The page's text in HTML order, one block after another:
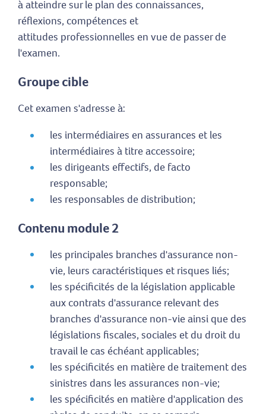
à atteindre sur le plan des connaissances,
réflexions, compétences et
attitudes professionnelles en vue de passer de
l'examen.
Groupe cible
Cet examen s'adresse à:
les intermédiaires en assurances et les
intermédiaires à titre accessoire;
les dirigeants effectifs, de facto
responsable;
les responsables de distribution;
Contenu module 2
les principales branches d'assurance non-
vie, leurs caractéristiques et risques liés;
les spécificités de la législation applicable
aux contrats d'assurance relevant des
branches d'assurance non-vie ainsi que des
législations fiscales, sociales et du droit du
travail le cas échéant applicables;
les spécificités en matière de traitement des
sinistres dans les assurances non-vie;
les spécificités en matière d'application des